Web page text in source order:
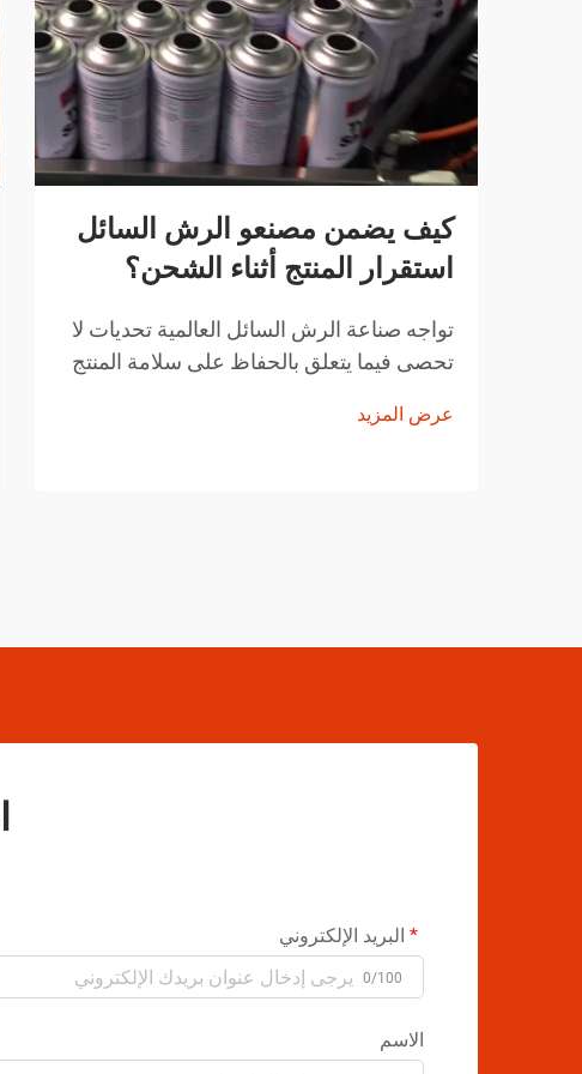
كيف يضمن مصنعو الرش السائل
استقرار المنتج أثناء الشحن؟
تواجه صناعة الرش السائل العالمية تحديات لا
تحصى فيما يتعلق بالحفاظ على سلامة المنتج
التغيرات في الضغط ومخاوف التعامل مع
عرض المزيد
البريد الإلكتروني
0/100
الاسم